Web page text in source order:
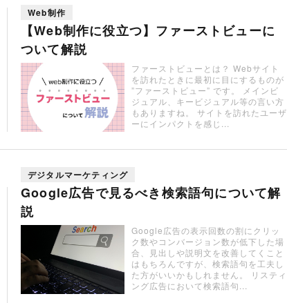
Web制作
【Web制作に役立つ】ファーストビューに
ついて解説
ファーストビューとは？ Webサイト
を訪れたときに最初に目にするものが
”ファーストビュー” です。 メインビ
ジュアル、キービジュアル等の言い方
もありますね。 サイトを訪れたユーザ
ーにインパクトを感じ...
デジタルマーケティング
Google広告で見るべき検索語句について解
説
Google広告の表示回数の割にクリッ
ク数やコンバージョン数が低下した場
合、見出しや説明文を改善してくこと
はもちろんですが、検索語句を工夫し
た方がいいかもしれません。 リスティ
ング広告において検索語句...